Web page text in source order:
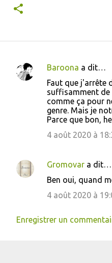
C
t
a
e
Baroona a dit…
Faut que j'arrête
suffisamment de
comme ça pour
genre. Mais je
Parce que bon,
4 août 2020 à
Gromovar a dit…
Ben oui, quand
4 août 2020 à
Enregistrer un